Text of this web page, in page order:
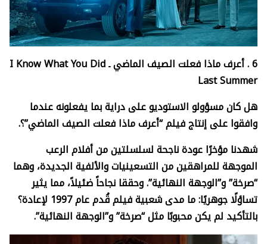
6 . أعرف ماذا فعلت الصيف الماضي ـI Know What You Did
Last Summer
هل كان مسؤولو الاستوديو على دراية بما يفعلونه عندما
وافقوا على إنتاج فيلم “أعرف ماذا فعلت الصيف الماضي”؟.
شهدنا مؤخرًا عودة ناجحة لسلسلتين من أفلام الرعب
الموجهة للمراهقين من التسعينيات والألفية الجديدة، وهما
“صرخة” و”الوجهة النهائية”. وحققا نجاحاً ضئيلاً، مما يثير
تساؤلًا جوهريًا: ما مدى شعبية فيلم قُدم عام 1997 لإعادة؟
بالتأكيد لم يكن محبوبًا مثل “صرخة” و”الوجهة النهائية”.